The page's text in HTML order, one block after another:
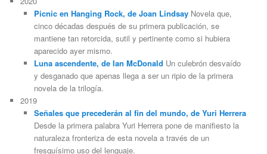
Picnic en Hanging Rock, de Joan LindsayNovela que,
cinco décadas después de su primera publicación, se
mantiene tan retorcida, sutil y pertinente como si hubiera
aparecido ayer mismo.
Luna ascendente, de Ian McDonald Un culebrón desvaído
y desganado que apenas llega a ser un ripio de la primera
novela de la trilogía.
2019
Señales que precederán al fin del mundo, de Yuri Herrera
Desde la primera palabra Yuri Herrera pone de manifiesto la
naturaleza fronteriza de esta novela a través de un
fresquísimo uso del lenguaje.